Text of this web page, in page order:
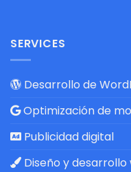
SERVICES
Desarrollo de
Optimización de
Publicidad digital
Diseño y desarrollo